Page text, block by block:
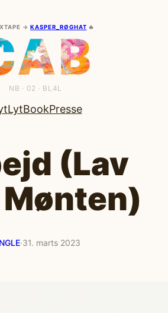
→KASPER_RØGHAT 🔥
NB · 02 · BL4L
LytBookPresse
(Lav
·31. marts 2023